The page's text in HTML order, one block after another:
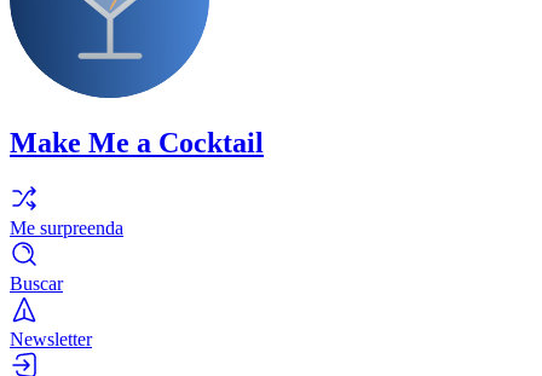
Make Me a Cocktail
Me surpreenda
Buscar
Newsletter